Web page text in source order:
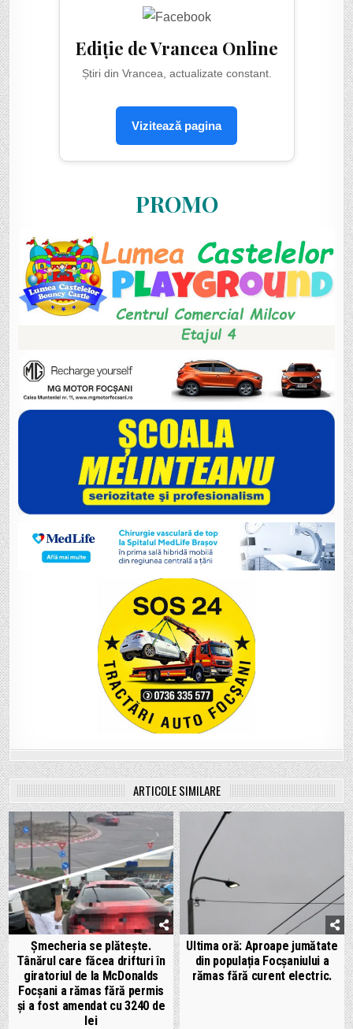
Ediție de Vrancea Online
Știri din Vrancea, actualizate constant.
Vizitează pagina
PROMO
ARTICOLE SIMILARE
Șmecheria se plătește.
Tânărul care făcea drifturi în
giratoriul de la McDonalds
Focșani a rămas fără permis
și a fost amendat cu 3240 de
lei
Ultima oră: Aproape jumătate
din populația Focșaniului a
rămas fără curent electric.